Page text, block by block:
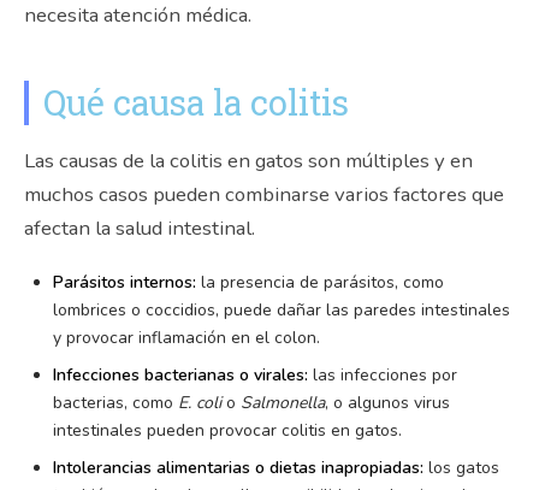
necesita atención médica.
Qué causa la colitis
Las causas de la colitis en gatos son múltiples y en
muchos casos pueden combinarse varios factores que
afectan la salud intestinal.
Parásitos internos: la presencia de parásitos, como
lombrices o coccidios, puede dañar las paredes intestinales
y provocar inflamación en el colon.
Infecciones bacterianas o virales: las infecciones por
bacterias, como E. colio Salmonella, o algunos virus
intestinales pueden provocar colitis en gatos.
Intolerancias alimentarias o dietas inapropiadas: los gatos